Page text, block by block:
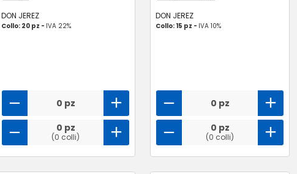
DON JEREZ
Collo: 20 pz - IVA 22%
0 pz
0 pz
(0 colli)
DON JEREZ
Collo: 15 pz - IVA 10%
0 pz
0 pz
(0 colli)